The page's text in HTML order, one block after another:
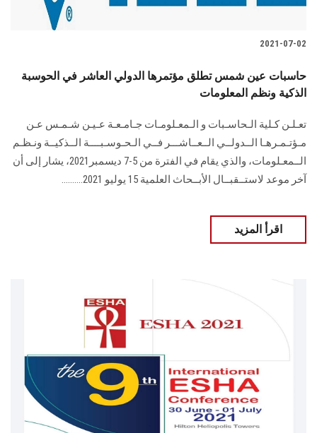
2021-07-02
حاسبات عين شمس تطلق مؤتمرها الدولي العاشر في الحوسبة
الذكية ونظم المعلومات
تعـلـن كـلية الـحاسـبات و الـمعـلومـات جـامـعـة عـيـن شـمـس عـن
مـؤتـمـرهـا الــدولــي الــعــاشـــر فــي الـحـوسـبــــة الــذكيــة ونـظـم
الــمعـلومات، والذي يقام في الفترة من 5-7 ديسمبر2021، يشار إلى أن
آخر موعد لاستــقبــال الأبــحاث العلمية 15 يوليو 2021..........
اقرأ المزيد